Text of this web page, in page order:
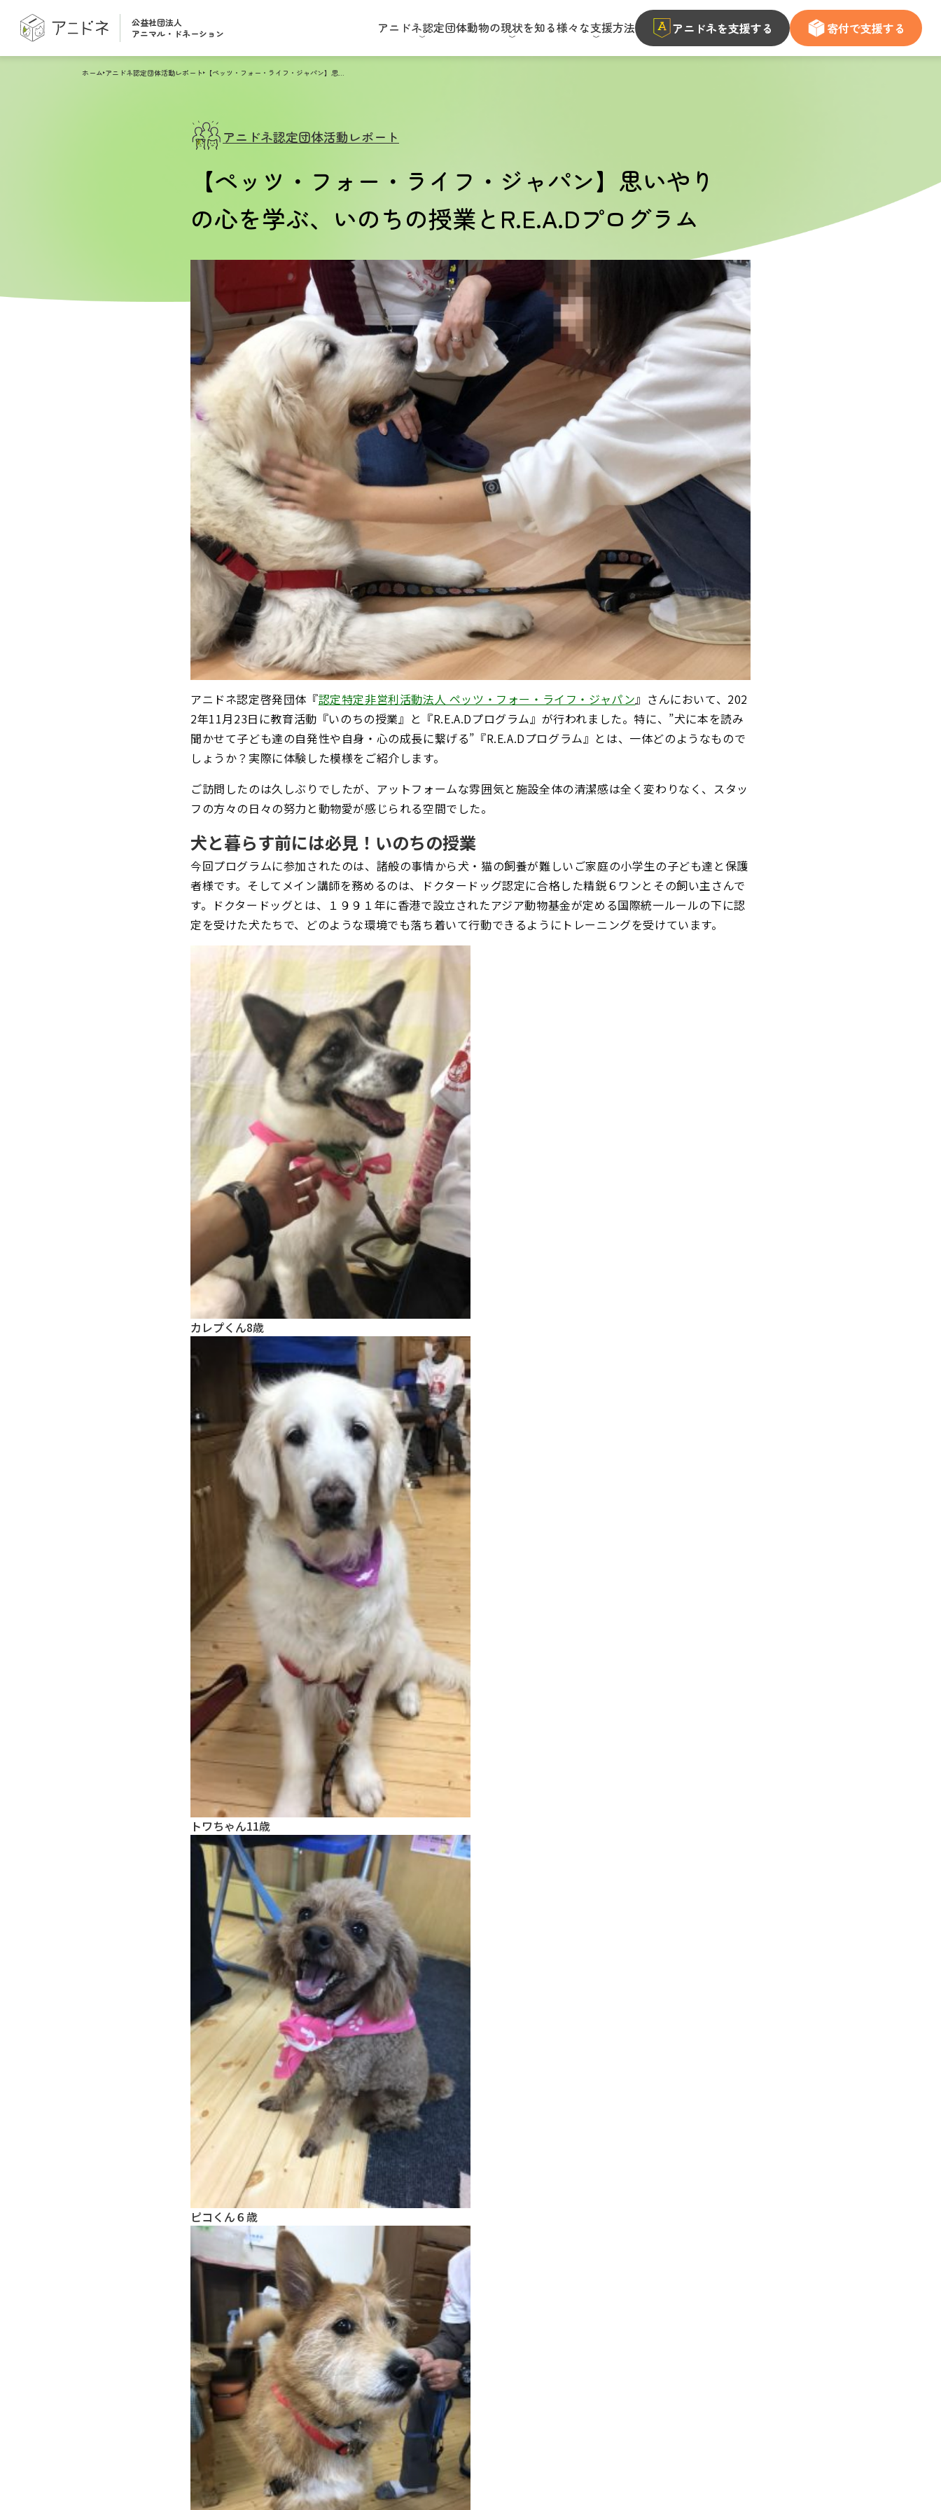
公益社団法人
アニマル・ドネーション
アニドネ認定団体動物の現状を知る様々な支援方法 アニドネを支援する 寄付で支援する
ホーム アニドネ認定団体活動レポート 【ペッツ・フォー・ライフ・ジャパン】思いやりの心を学ぶ、いのちの授業とR.E.A.Dプログラム
アニドネ認定団体活動レポート
【ペッツ・フォー・ライフ・ジャパン】思いやり
の心を学ぶ、いのちの授業とR.E.A.Dプログラム
アニドネ認定啓発団体 『認定特定非営利活動法人 ペッツ・フォー・ライフ・ジャパン』さんにおいて、202
2年11月23日に教育活動『いのちの授業』と『R.E.A.Dプログラム』が行われました。特に、”犬に本を読み
聞かせて子ども達の自発性や自身・心の成長に繋げる”『R.E.A.Dプログラム』とは、一体どのようなもので
しょうか？実際に体験した模様をご紹介します。
ご訪問したのは久しぶりでしたが、アットフォームな雰囲気と施設全体の清潔感は全く変わりなく、スタッ
フの方々の日々の努力と動物愛が感じられる空間でした。
犬と暮らす前には必見！いのちの授業
今回プログラムに参加されたのは、諸般の事情から犬・猫の飼養が難しいご家庭の小学生の子ども達と保護
者様です。そしてメイン講師を務めるのは、
ドクタードッグ認定に合格した精鋭６ワンとその飼い主さんで
す。
ドクタードッグとは、１９９１年に香港で設立されたアジア動物基金が定める国際統一ルールの下に認
定を受けた犬たちで、どのような環境でも落ち着いて行動できるようにトレーニングを受けています。
カレプくん8歳
トワちゃん11歳
ピコくん６歳